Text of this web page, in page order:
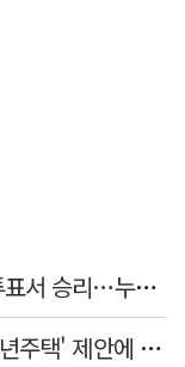
김민석, 與전당대회 제주·인천 당원투표서 승리…누적 득표는 '초박빙'
"내로남불·탁상공론"…황희 '버스 청년주택' 제안에 與 내부서도 쓴소리